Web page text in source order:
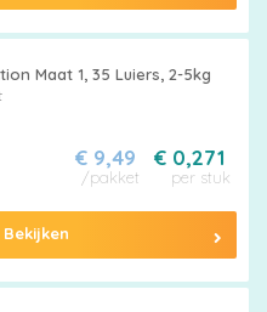
Maat 1, 35 Luiers, 2-5kg
€ 0,271
per stuk
€ 9,49
/pakket
Bekijken